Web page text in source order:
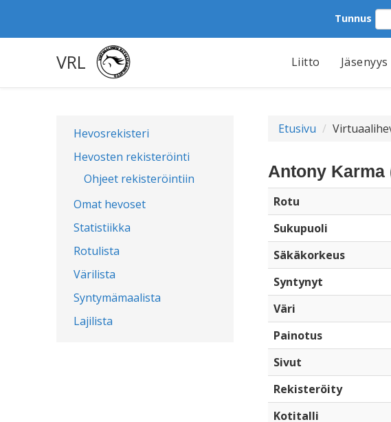
Tunnus
VRL Liitto Jäsenyys
Hevosrekisteri
Hevosten rekisteröinti
Ohjeet rekisteröintiin
Omat hevoset
Statistiikka
Rotulista
Värilista
Syntymämaalista
Lajilista
Etusivu
Antony Karma
Rotu
Sukupuoli
Säkäkorkeus
Syntynyt
Väri
Painotus
Sivut
Rekisteröity
Kotitalli